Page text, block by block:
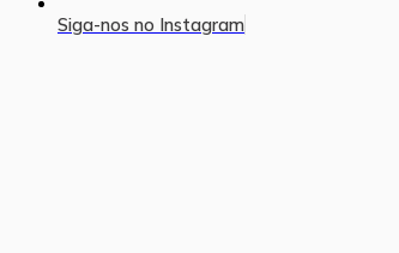
Siga-nos no Instagram